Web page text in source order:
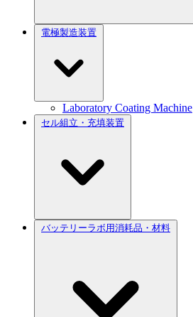
電極製造装置
Laboratory Coating Machine
セル組立・充填装置
バッテリーラボ用消耗品・材料